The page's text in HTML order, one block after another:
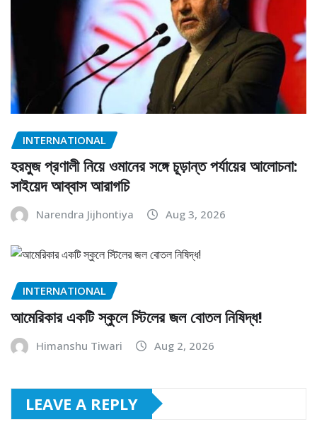
INTERNATIONAL
হরমুজ প্রণালী নিয়ে ওমানের সঙ্গে চূড়ান্ত পর্যায়ের আলোচনা:
সাইয়েদ আব্বাস আরাগচি
Narendra Jijhontiya Aug 3, 2026
INTERNATIONAL
আমেরিকার একটি স্কুলে স্টিলের জল বোতল নিষিদ্ধ!
Himanshu Tiwari Aug 2, 2026
LEAVE A REPLY